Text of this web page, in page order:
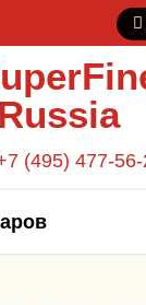
(495) 477-56-